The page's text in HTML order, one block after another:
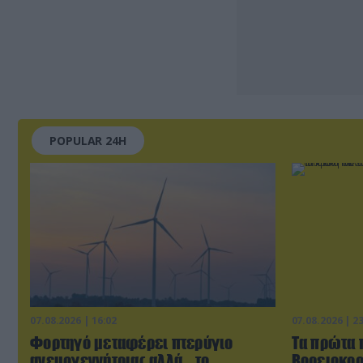
POPULAR 24H
07.08.2026 | 16:02
Φορτηγό μεταφέρει πτερύγιο
07.08.2026 |
Τα πρώτα